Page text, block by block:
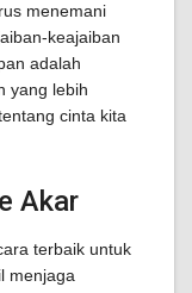
menemani
keajaiban
adalah
yang lebih
cinta kita
Akar
terbaik untuk
menjaga